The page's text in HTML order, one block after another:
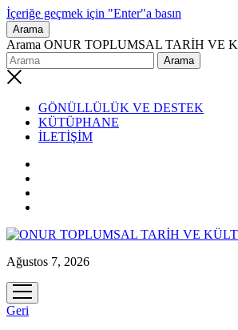
İçeriğe geçmek için "Enter"a basın
Arama
Arama ONUR TOPLUMSAL TARİH VE
GÖNÜLLÜLÜK VE DESTEK
KÜTÜPHANE
İLETİŞİM
Ağustos 7, 2026
menüyü
aç
Geri